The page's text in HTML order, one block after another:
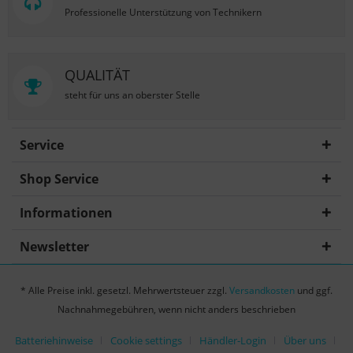
Professionelle Unterstützung von Technikern
QUALITÄT
steht für uns an oberster Stelle
Service
Shop Service
Informationen
Newsletter
* Alle Preise inkl. gesetzl. Mehrwertsteuer zzgl. Versandkosten und ggf.
Nachnahmegebühren, wenn nicht anders beschrieben
Batteriehinweise Cookie settings Händler-Login Über uns